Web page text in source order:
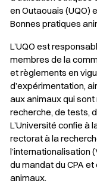
en Outaouais (UQO)
Bonnes pratiques
L’UQO est
membres de la
et règlements en
d’expérimentation,
aux animaux qui
recherche, de tests,
L’Université confie à
rectorat à la
l’internationalisation
du mandat du CPA
animaux.